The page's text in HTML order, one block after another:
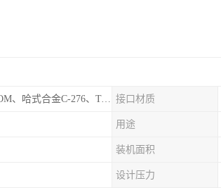
304、316、904、254SOM、哈式合金C-276、TA1等 接口材质
用途
装机面积
设计压力